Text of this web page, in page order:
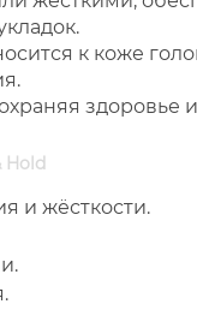
к коже
здоровье
Hold
и жёсткости.